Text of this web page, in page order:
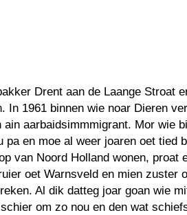
Drent aan de Laange Stroat
In 1961 binnen wie noar Dieren
aarbaidsimmmigrant. Mor wie
pa en moe al weer joaren oet tied
van Noord Holland wonen, proat
oet Warnsveld en mien zuster
Al dik datteg joar goan wie
om zo nou en den wat